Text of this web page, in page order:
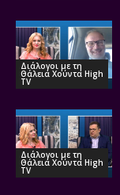
Διάλογοι με τη
Θάλεια Χούντα High
TV
Διάλογοι με τη
Θάλεια Χούντα High
TV